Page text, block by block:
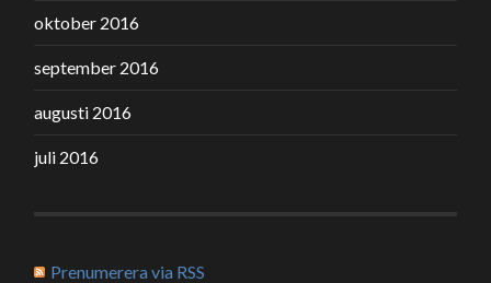
oktober 2016
september 2016
augusti 2016
juli 2016
Prenumerera via RSS